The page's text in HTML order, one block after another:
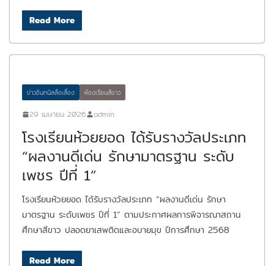
Read More
ข่าวอินทนิลลือเลื่อง ห้องเรียนสีขาว
29 เมษายน 2026 admin
โรงเรียนห้วยยอด ได้รับรางวัลประเภท
“ผลงานดีเด่น รักษามาตรฐาน ระดับ
เพชร ปีที่ 1”
โรงเรียนห้วยยอด ได้รับรางวัลประเภท “ผลงานดีเด่น รักษา
มาตรฐาน ระดับเพชร ปีที่ 1” ตามประกาศผลการพิจารณาสถาน
ศึกษาสีขาว ปลอดยาเสพติดและอบายมุข ปีการศึกษา 2568
Read More